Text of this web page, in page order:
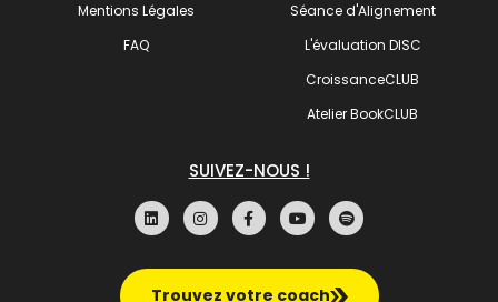
Mentions Légales
FAQ
Séance d'Alignement
L'évaluation DISC
CroissanceCLUB
Atelier BookCLUB
SUIVEZ-NOUS !
Trouvez votre coach